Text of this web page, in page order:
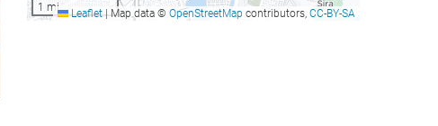
1 mi Leaflet |Map data © OpenStreetMap contributors, CC-BY-SA